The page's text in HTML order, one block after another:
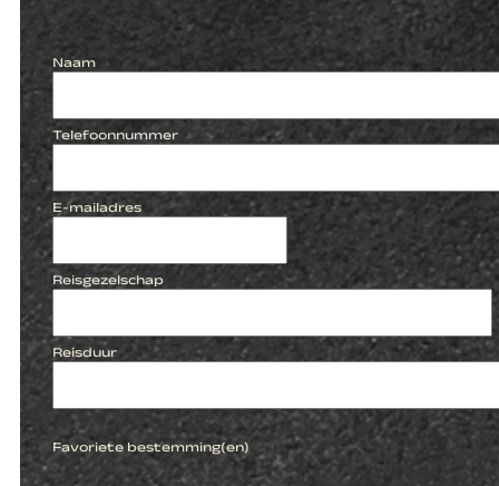
Naam
Telefoonnummer
E-mailadres
Reisgezelschap
Reisduur
Favoriete bestemming(en)